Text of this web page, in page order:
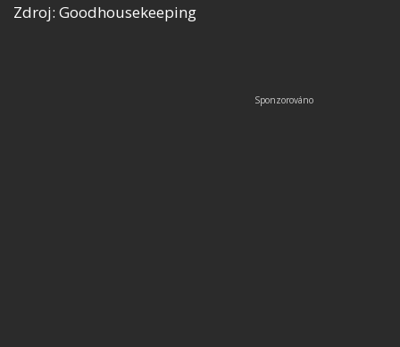
Zdroj: Goodhousekeeping